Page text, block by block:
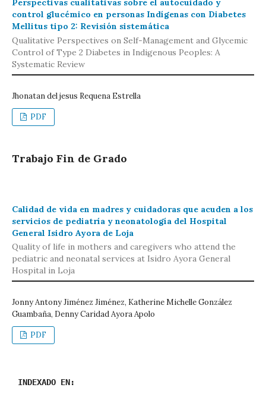
Perspectivas cualitativas sobre el autocuidado y
control glucémico en personas Indígenas con Diabetes
Mellitus tipo 2: Revisión sistemática
Qualitative Perspectives on Self-Management and Glycemic
Control of Type 2 Diabetes in Indigenous Peoples: A
Systematic Review
Jhonatan del jesus Requena Estrella
PDF
Trabajo Fin de Grado
Calidad de vida en madres y cuidadoras que acuden a los
servicios de pediatría y neonatología del Hospital
General Isidro Ayora de Loja
Quality of life in mothers and caregivers who attend the
pediatric and neonatal services at Isidro Ayora General
Hospital in Loja
Jonny Antony Jiménez Jiménez, Katherine Michelle González
Guambaña, Denny Caridad Ayora Apolo
PDF
INDEXADO EN: